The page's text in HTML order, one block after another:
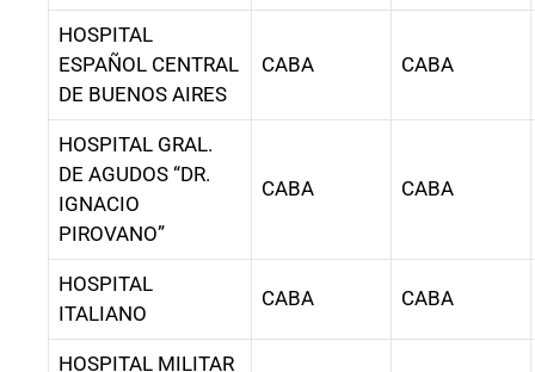
HOSPITAL
ESPAÑOL CENTRAL
DE BUENOS AIRES
CABA CABA
HOSPITAL GRAL.
DE AGUDOS “DR.
IGNACIO
PIROVANO”
CABA CABA
HOSPITAL
ITALIANO
CABA CABA
HOSPITAL MILITAR